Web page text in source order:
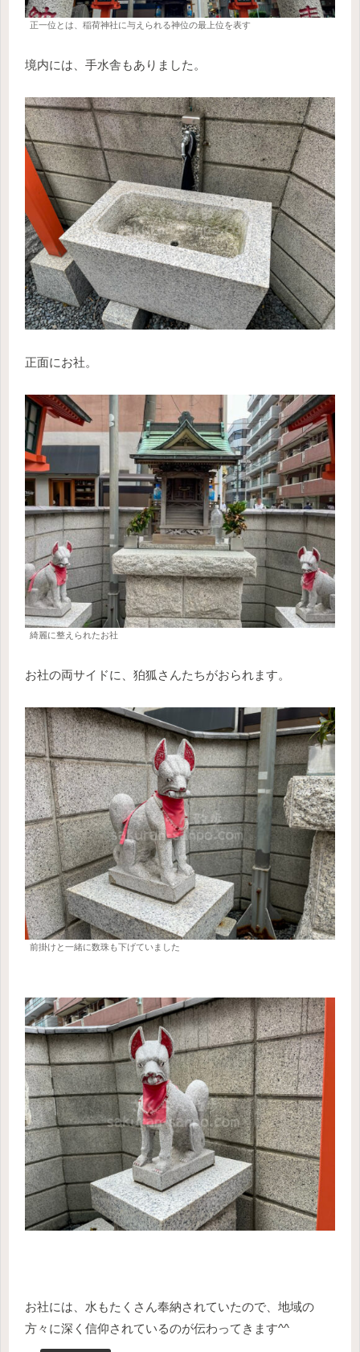
正一位とは、稲荷神社に与えられる神位の最上位を表す
境内には、手水舎もありました。
正面にお社。
綺麗に整えられたお社
お社の両サイドに、狛狐さんたちがおられます。
前掛けと一緒に数珠も下げていました
お社には、水もたくさん奉納されていたので、地域の
方々に深く信仰されているのが伝わってきます^^